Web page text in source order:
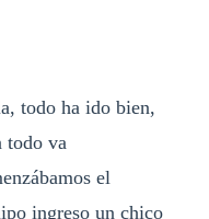
todo ha ido bien,
todo va
el
ingreso un chico